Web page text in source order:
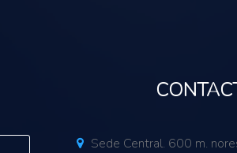
Sede Central. 600 m.